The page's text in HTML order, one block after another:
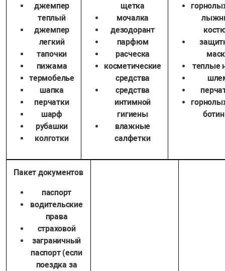
джемпер
теплый
джемпер
легкий
тапочки
пижама
термобелье
шапка
перчатки
шарф
рубашки
колготки
щетка
мочалка
дезодорант
парфюм
расческа
косметические
средства
средства
интимной
гигиены
влажные
салфетки
теплые
Пакет документов
паспорт
водительские
права
страховой
заграничный
паспорт (если
поездка за